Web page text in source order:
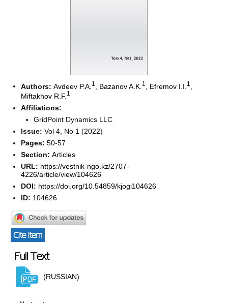
Authors:Avdeev P.A. 1 Bazanov A.K. 1 Efremov I.I. 1
Miftakhov R.F. 1
Affiliations:
GridPoint Dynamics LLC
Issue:Vol 4, No 1 (2022)
Pages:50-57
Section:Articles
URL: https://vestnik-ngo.kz/2707-
4226/article/view/104626
DOI: https://doi.org/10.54859/kjogi104626
ID: 104626
Cite item
Full Text
(RUSSIAN)